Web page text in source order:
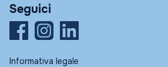
Seguici
Informativa legale